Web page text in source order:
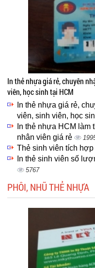
In thẻ nhựa giá rẻ, chuyên
viên, học sinh tại HCM
In thẻ nhựa giá rẻ,
viên, sinh viên, học
In thẻ nhựa HCM làm
nhân viên giá rẻ
Thẻ sinh viên tích
In thẻ sinh viên số
5767
PHÔI, NHŨ THẺ NHỰA